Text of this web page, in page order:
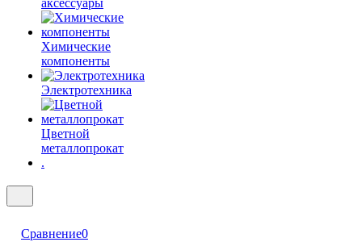
аксессуары
Химические
компоненты
Электротехника
Цветной
металлопрокат
.
Сравнение0